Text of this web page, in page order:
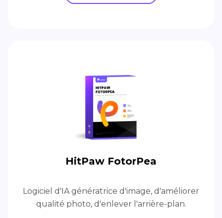
HitPaw FotorPea
Logiciel d'IA génératrice d'image, d'améliorer
qualité photo, d'enlever l'arrière-plan.